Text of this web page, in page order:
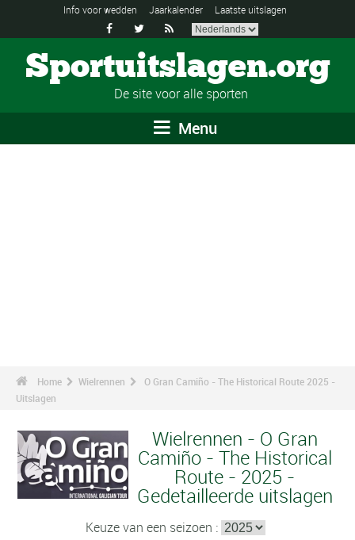
Info voor wedden Jaarkalender Laatste uitslagen
  
Sportuitslagen.org
De site voor alle sporten
Menu
Home Wielrennen
O Gran Camiño - The Historical Route 2025 -
Uitslagen
Wielrennen - O Gran
Camiño - The Historical
Route - 2025 -
Gedetailleerde uitslagen
Keuze van een seizoen :